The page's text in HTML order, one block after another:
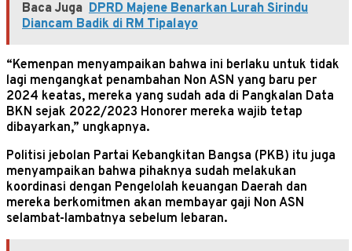
Baca Juga DPRD Majene Benarkan Lurah Sirindu
Diancam Badik di RM Tipalayo
“Kemenpan menyampaikan bahwa ini berlaku untuk tidak
lagi mengangkat penambahan Non ASN yang baru per
2024 keatas, mereka yang sudah ada di Pangkalan Data
BKN sejak 2022/2023 Honorer mereka wajib tetap
dibayarkan,” ungkapnya.
Politisi jebolan Partai Kebangkitan Bangsa (PKB) itu juga
menyampaikan bahwa pihaknya sudah melakukan
koordinasi dengan Pengelolah keuangan Daerah dan
mereka berkomitmen akan membayar gaji Non ASN
selambat-lambatnya sebelum lebaran.